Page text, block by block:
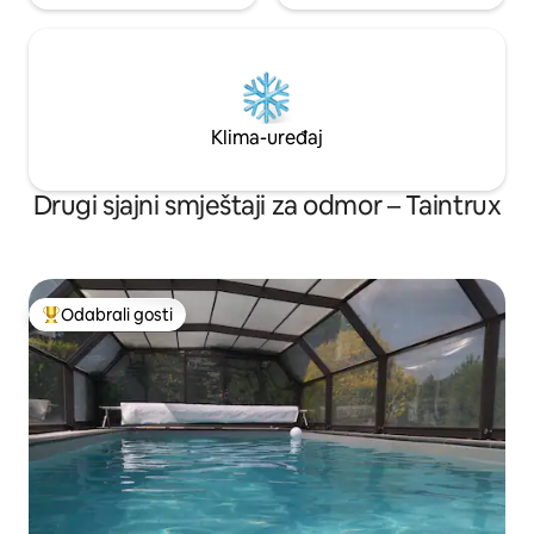
Klima-uređaj
Drugi sjajni smještaji za odmor – Taintrux
Među najviše rangiranima s oznakom „Odabrali gosti”
Odabrali gosti